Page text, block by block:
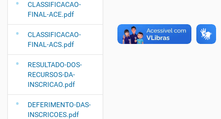
CLASSIFICACAO-
FINAL-ACE.pdf
CLASSIFICACAO-
FINAL-ACS.pdf
RESULTADO-DOS-
RECURSOS-DA-
INSCRICAO.pdf
DEFERIMENTO-DAS-
INSCRICOES.pdf